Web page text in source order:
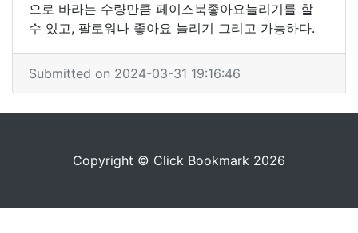
으로 바라는 수량만큼 페이스북좋아요늘리기를 할
수 있고, 팔로워나 좋아요 늘리기 그리고 가능하다.
Submitted on 2024-03-31 19:16:46
Copyright © Click Bookmark 2026